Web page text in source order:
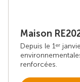
Maison
Depuis le 1er
renforcées.